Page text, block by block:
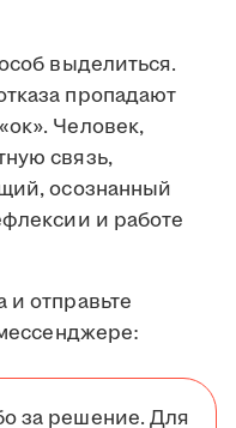
выделиться.
пропадают
Человек,
связь,
осознанный
и работе
отправьте
за решение. Для